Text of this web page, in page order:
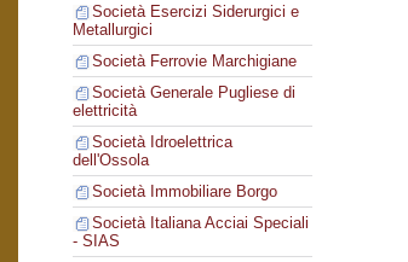
Società Esercizi Siderurgici e
Metallurgici
Società Ferrovie Marchigiane
Società Generale Pugliese di
elettricità
Società Idroelettrica
dell'Ossola
Società Immobiliare Borgo
Società Italiana Acciai Speciali
- SIAS